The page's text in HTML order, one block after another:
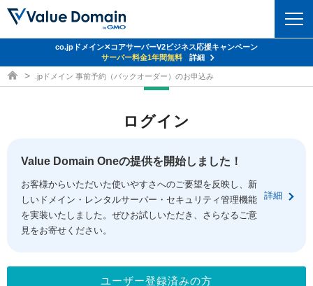
ドメイントップ
ドメイン移管
ドメイン価格一覧
ドメイン一括検索
.jpドメインオークション
コアサーバー
バリューサーバー
XREA
セキュリティトップ
Value Domain ネットde診断
SSL証明書
サービストップ
お得意様割引
facebook
co.jpドメイン✕コアサーバーV2ビジネス応援キャンペーン
サーバー料金1年間無料
詳細
ドメイン取得ならバリュードメイン
.jpドメイン 事前予約（バックオーダー）のお申込み
ログイン
Value Domain Oneの提供を開始しました！
お客様からいただいた使いやすさへのご要望を反映し、新
しいドメイン・レンタルサーバー・セキュリティ管理機能
を実装いたしました。ぜひお試しいただき、さらなるご意
見をお寄せください。
詳細
ユーザー登録済みの方